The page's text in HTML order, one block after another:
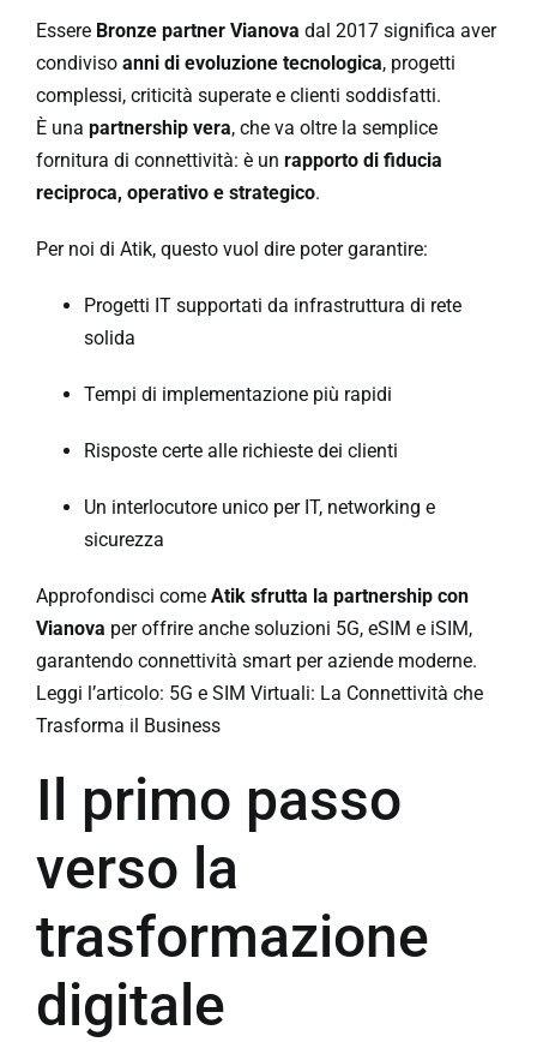
Essere Bronze partner Vianova dal 2017 significa aver
condiviso anni di evoluzione tecnologica, progetti
complessi, criticità superate e clienti soddisfatti.
È una partnership vera, che va oltre la semplice
fornitura di connettività: è un rapporto di fiducia
reciproca, operativo e strategico.
Per noi di Atik, questo vuol dire poter garantire:
Progetti IT supportati da infrastruttura di rete
solida
Tempi di implementazione più rapidi
Risposte certe alle richieste dei clienti
Un interlocutore unico per IT, networking e
sicurezza
Approfondisci come Atik sfrutta la partnership con
Vianova per offrire anche soluzioni 5G, eSIM e iSIM,
garantendo connettività smart per aziende moderne.
Leggi l’articolo: 5G e SIM Virtuali: La Connettività che
Trasforma il Business
Il primo passo
verso la
trasformazione
digitale